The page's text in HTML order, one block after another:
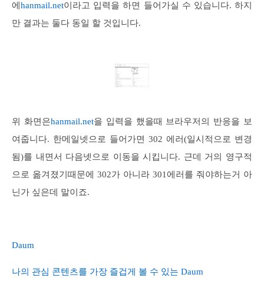
에 hanmail.net이라고 입력을 하면 들어가실 수 있습니다. 하지
만 결과는 둘다 동일 할 것입니다.
위 화면은hanmail.net을 입력을 했을때 브라우저의 반응을 보
여줍니다. 한메일넷으로 들어가면 302 에러(일시적으로 변경
됨)를 내면서 다음넷으로 이동을 시킵니다. 근데 거의 영구적
으로 옮겨졌기때문에 302가 아니라 301에러를 줘야하는거 아
닌가 싶은데 말이죠.
Daum
나의 관심 콘텐츠를 가장 즐겁게 볼 수 있는 Daum